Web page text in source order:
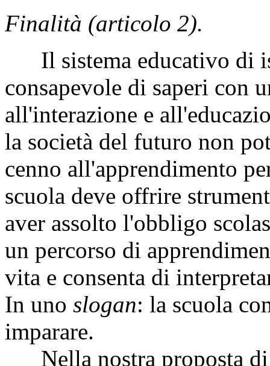
Finalità (articolo 2).
Il sistema educativo di
consapevole di saperi con
all'interazione e
la società del futuro non
cenno all'apprendimento
scuola deve offrire
aver assolto l'obbligo
un percorso di
vita e consenta di
In uno slogan: la scuola
imparare.
Nella nostra proposta di